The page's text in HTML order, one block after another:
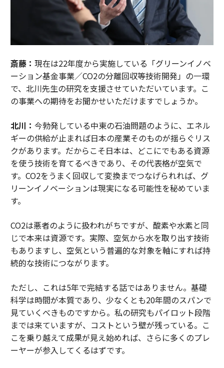
斎藤： 現在は22年度から実施している「グリーンイノベ
ーション基金事業／CO2の分離回収等技術開発」の一環
で、北川先生の研究を支援させていただいています。こ
の事業への期待をお聞かせいただけますでしょうか。
北川： 今勃発している中東の石油問題のように、エネル
ギーの供給が止まれば日本の産業そのものが揺らぐリス
クがあります。だからこそ日本は、どこにでもある資源
を使う技術を育てるべきであり、その代表格が空気で
す。CO2をうまく回収して変換までつなげられれば、グ
リーンイノベーションは現実になる可能性を秘めていま
す。
CO2は悪者のように扱われがちですが、酸素や水素と同
じで本来は資源です。実際、空気から水を取り出す技術
もありますし、空気という普遍的な対象を軸にすれば持
続的な技術につながります。
ただし、これは5年で完結する話ではありません。基礎
科学は時間が本質であり、少なくとも20年間のスパンで
見ていくべきものですから。私の研究もパイロット段階
までは来ていますが、コストという壁が残っている。こ
こを乗り越えて成果が見え始めれば、さらに多くのプレ
ーヤーが参入してくるはずです。